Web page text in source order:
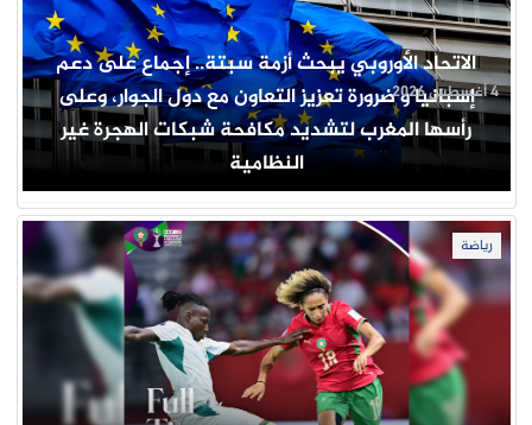
الاتحاد الأوروبي يبحث أزمة سبتة.. إجماع على دعم
إسبانيا و ضرورة تعزيز التعاون مع دول الجوار، وعلى
رأسها المغرب لتشديد مكافحة شبكات الهجرة غير
النظامية
4 أغسطس 2026
رياضة